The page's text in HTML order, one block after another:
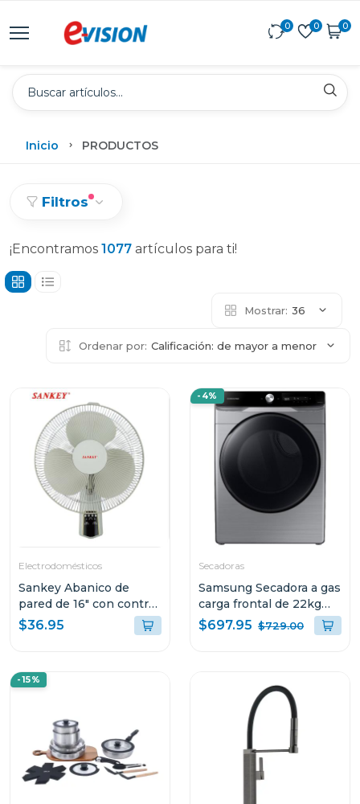
0 0 0
Inicio PRODUCTOS
Filtros
¡Encontramos 1077 artículos para ti!
Mostrar: 36
Ordenar por: Calificación: de mayor a menor
Electrodomésticos
Sankey Abanico de
pared de 16" con control
remoto fn1853
$36.95
-4%
Secadoras
Samsung Secadora a gas
carga frontal de 22kg
color silver
dv22c6370pp
$697.95 $729.00
-15%